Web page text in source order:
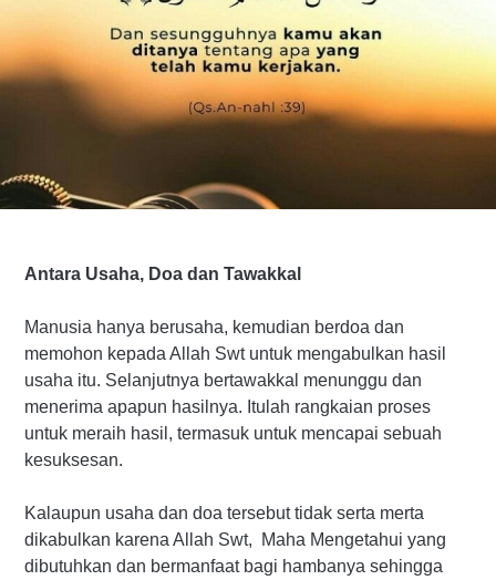
Antara Usaha, Doa dan Tawakkal
Manusia hanya berusaha, kemudian berdoa dan
memohon kepada Allah Swt untuk mengabulkan hasil
usaha itu. Selanjutnya bertawakkal menunggu dan
menerima apapun hasilnya. Itulah rangkaian proses
untuk meraih hasil, termasuk untuk mencapai sebuah
kesuksesan.
Kalaupun usaha dan doa tersebut tidak serta merta
dikabulkan karena Allah Swt, Maha Mengetahui yang
dibutuhkan dan bermanfaat bagi hambanya sehingga